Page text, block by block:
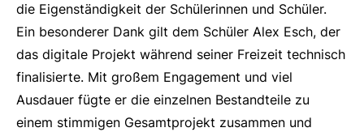
die Eigenständigkeit der Schülerinnen und Schüler.
Ein besonderer Dank gilt dem Schüler Alex Esch, der
das digitale Projekt während seiner Freizeit technisch
finalisierte. Mit großem Engagement und viel
Ausdauer fügte er die einzelnen Bestandteile zu
einem stimmigen Gesamtprojekt zusammen und